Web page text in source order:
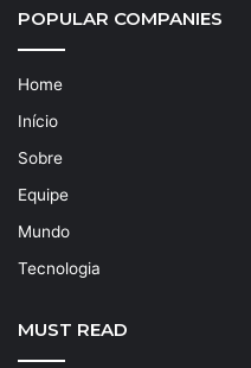
POPULAR COMPANIES
Home
Início
Sobre
Equipe
Mundo
Tecnologia
MUST READ